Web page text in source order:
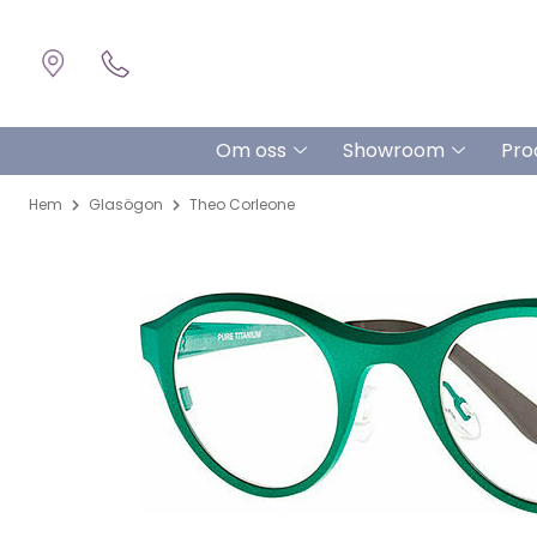
Om oss Showroom
Hem Glasögon Theo Corleone